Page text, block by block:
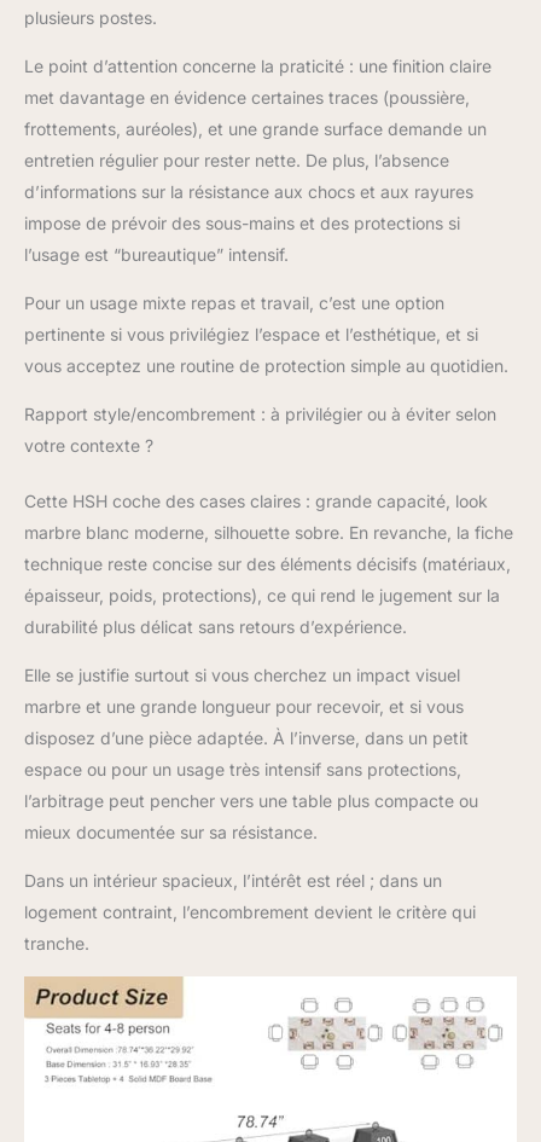
plusieurs postes.
Le point d’attention concerne la praticité : une finition claire
met davantage en évidence certaines traces (poussière,
frottements, auréoles), et une grande surface demande un
entretien régulier pour rester nette. De plus, l’absence
d’informations sur la résistance aux chocs et aux rayures
impose de prévoir des sous-mains et des protections si
l’usage est “bureautique” intensif.
Pour un usage mixte repas et travail, c’est une option
pertinente si vous privilégiez l’espace et l’esthétique, et si
vous acceptez une routine de protection simple au quotidien.
Rapport style/encombrement : à privilégier ou à éviter selon
votre contexte ?
Cette HSH coche des cases claires : grande capacité, look
marbre blanc moderne, silhouette sobre. En revanche, la fiche
technique reste concise sur des éléments décisifs (matériaux,
épaisseur, poids, protections), ce qui rend le jugement sur la
durabilité plus délicat sans retours d’expérience.
Elle se justifie surtout si vous cherchez un impact visuel
marbre et une grande longueur pour recevoir, et si vous
disposez d’une pièce adaptée. À l’inverse, dans un petit
espace ou pour un usage très intensif sans protections,
l’arbitrage peut pencher vers une table plus compacte ou
mieux documentée sur sa résistance.
Dans un intérieur spacieux, l’intérêt est réel ; dans un
logement contraint, l’encombrement devient le critère qui
tranche.